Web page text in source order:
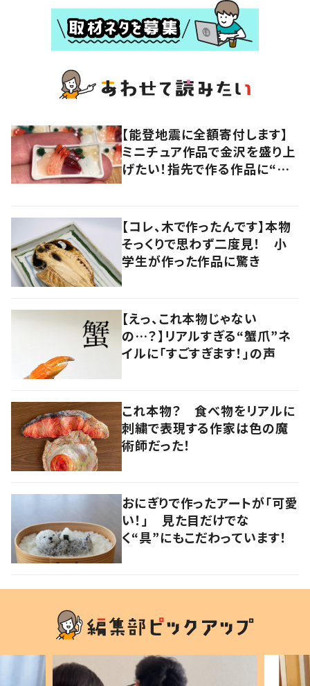
【能登地震に全額寄付します】
ミニチュア作品で金沢を盛り上
げたい！指先で作る作品に“込
【コレ、木で作ったんです】本物
そっくりで思わず二度見！ 小
学生が作った作品に驚き
【えっ、これ本物じゃない
の…？】リアルすぎる“蟹爪”ネ
イルに「すごすぎます！」の声
これ本物？ 食べ物をリアルに
刺繍で表現する作家は色の魔
術師だった！
おにぎりで作ったアートが「可愛
い！」 見た目だけでな
く“具”にもこだわっています！